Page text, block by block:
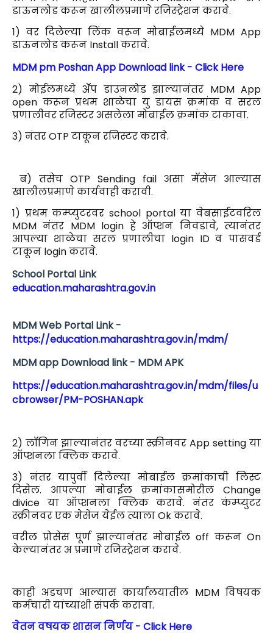
डाऊनलोड करून खालीलप्रमाणे रजिस्ट्रेशन करावे.
1) वर दिलेल्या लिंक वरून मोबाईलमध्ये MDM App
डाऊनलोड करून Install करावे.
MDM pm Poshan App Download link - Click Here
2) मोईलमध्ये ॲप डाउनलोड झाल्यानंतर MDM App
open करून प्रथम शाळेचा यु डायस क्रमांक व सरल
प्रणालीवर रजिस्टर असलेला मोबाईल क्रमांक टाकावा.
3) नंतर OTP टाकून रजिस्टर करावे.
ब) तसेच OTP Sending fail असा मॅसेज आल्यास
खालीलप्रमाणे कार्यवाही करावी.
1) प्रथम कम्प्युटरवर school portal या वेबसाईटवरिल
MDM नंतर MDM login हे ऑप्शन निवडावे, त्यानंतर
आपल्या शाळेचा सरल प्रणालीचा login ID व पासवर्ड
टाकून login करावे.
School Portal Link
education.maharashtra.gov.in
MDM Web Portal Link -
https://education.maharashtra.gov.in/mdm/
MDM app Download link - MDM APK
https://education.maharashtra.gov.in/mdm/files/u
cbrowser/PM-POSHAN.apk
2) लॉगिन झाल्यानंतर वरच्या स्क्रीनवर App setting या
ऑप्शनला क्लिक करावे.
3) नंतर यापुर्वी दिलेल्या मोबाईल क्रमांकाची लिस्ट
दिसेल. आपल्या मोबाईल क्रमांकासमोरील Change
divice या ऑप्शनला क्लिक करावे. नंतर कंम्प्युटर
स्क्रीनवर एक मेसेज येईल त्याला Ok करावे.
वरील प्रोसेस पूर्ण झाल्यानंतर मोबाईल off करून On
केल्यानंतर अ प्रमाणे रजिस्ट्रेशन करावे.
काही अडचण आल्यास कार्यालयातील MDM विषयक
कर्मचारी यांच्याशी संपर्क करावा.
वेतन वषयक शासन निर्णय - Click Here